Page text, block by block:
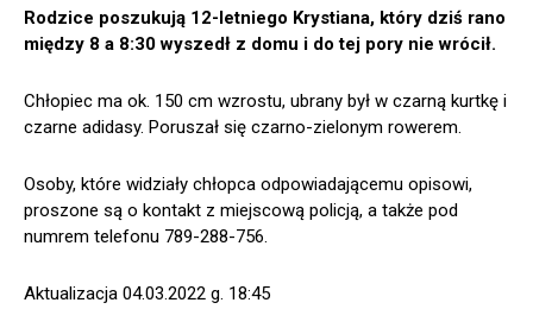
Rodzice poszukują 12-letniego Krystiana, który dziś rano
między 8 a 8:30 wyszedł z domu i do tej pory nie wrócił.
Chłopiec ma ok. 150 cm wzrostu, ubrany był w czarną kurtkę i
czarne adidasy. Poruszał się czarno-zielonym rowerem.
Osoby, które widziały chłopca odpowiadającemu opisowi,
proszone są o kontakt z miejscową policją, a także pod
numrem telefonu 789-288-756.
Aktualizacja 04.03.2022 g. 18:45